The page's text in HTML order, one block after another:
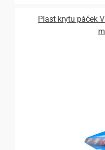
Plast krytu páček